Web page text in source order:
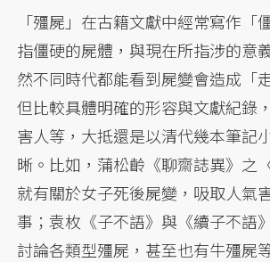
「殭屍」在古籍文獻中經常寫作「
指僵硬的屍體，與現在所指涉的意
然不同時代都能看到屍變會造成「
但比較具體明確的形容與文獻紀錄
害人等，大抵還是以清代幾本筆記
晰。比如，蒲松齡《聊齋誌異》之
就有關於女子死後屍變，吸取人氣
事；袁枚《子不語》與《續子不語
討論各類型殭屍，甚至也有牛殭屍